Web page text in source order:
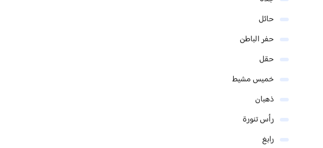
حائل
حفر الباطن
حقل
خميس مشيط
ذهبان
رأس تنورة
رابغ